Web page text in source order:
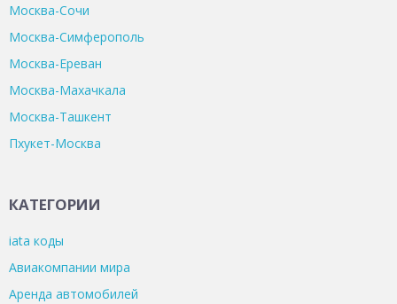
Москва-Сочи
Москва-Симферополь
Москва-Ереван
Москва-Махачкала
Москва-Ташкент
Пхукет-Москва
КАТЕГОРИИ
iata коды
Авиакомпании мира
Аренда автомобилей